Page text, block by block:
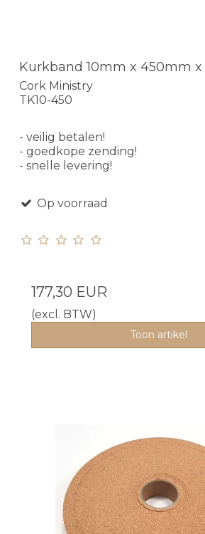
Kurkband 10mm x 450mm x
Cork Ministry
TK10-450
- veilig betalen!
- goedkope zending!
- snelle levering!
Op voorraad
177,30 EUR
(excl. BTW)
Toon artikel